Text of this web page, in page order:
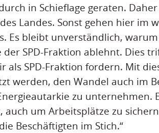
in Schieflage geraten.
Landes. Sonst gehen hier im
Es bleibt unverständlich,
SPD-Fraktion ablehnt. Dies
als SPD-Fraktion fordern. Mit
werden, den Wandel auch im
zu unternehmen.
um Arbeitsplätze zu
Beschäftigten im Stich.“